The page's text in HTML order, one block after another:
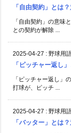
「自由契約」とは
「自由契約」の意味
との契約が解除 ...
2025-04-27 : 野球用
「ピッチャー返し
「ピッチャー返し」
打球が、ピッチ ...
2025-04-27 : 野球用
「バッター」とは